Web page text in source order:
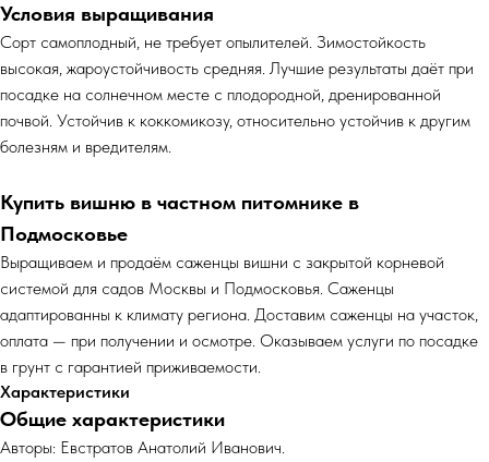
Условия выращивания
Сорт самоплодный, не требует опылителей. Зимостойкость
высокая, жароустойчивость средняя. Лучшие результаты даёт при
посадке на солнечном месте с плодородной, дренированной
почвой. Устойчив к коккомикозу, относительно устойчив к другим
болезням и вредителям.
Купить вишню в частном питомнике в
Подмосковье
Выращиваем и продаём саженцы вишни с закрытой корневой
системой для садов Москвы и Подмосковья. Саженцы
адаптированны к климату региона. Доставим саженцы на участок,
оплата — при получении и осмотре. Оказываем услуги по посадке
в грунт с гарантией приживаемости.
Характеристики
Общие характеристики
Авторы: Евстратов Анатолий Иванович.